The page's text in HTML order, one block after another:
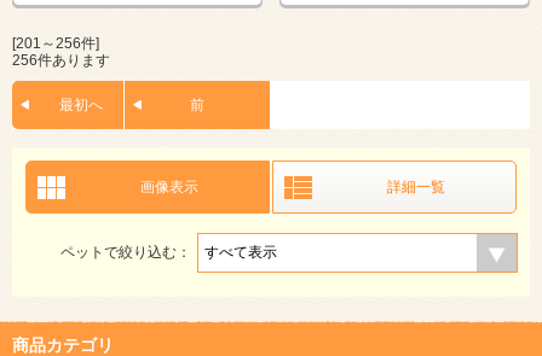
[201～256件]
256件あります
最初へ 前
画像表示 詳細一覧
ペットで絞り込む：
商品カテゴリ